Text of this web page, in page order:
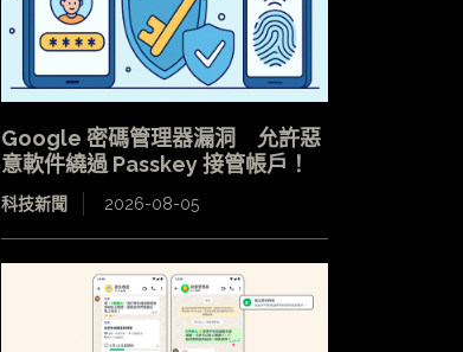
Google 密碼管理器漏洞 允許惡
意軟件繞過 Passkey 接管帳戶！
科技新聞 2026-08-05